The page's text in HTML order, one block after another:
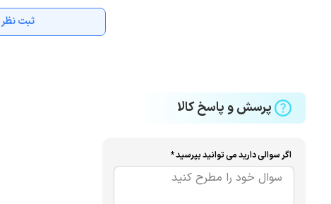
ثبت
پرسش و پاسخ کالا
اگر سوالی دارید می توانید بپرسید *